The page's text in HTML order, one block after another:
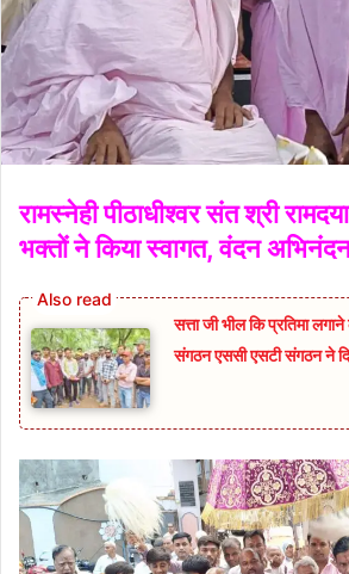
रामस्नेही पीठाधीश्वर संत श्री
भक्तों ने किया स्वागत, वंदन
सत्ता जी भील कि प्रतिमा
संगठन एससी एसटी संगठन ने